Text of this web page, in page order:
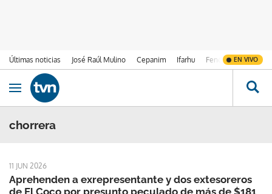
Últimas noticias José Raúl Mulino Cepanim Ifarhu Fenómeno de El
EN VIVO
Ir al contenido
Obrir navegació
chorrera
11 JUN 2026
Aprehenden a exrepresentante y dos extesoreros
de El Coco por presunto peculado de más de $181